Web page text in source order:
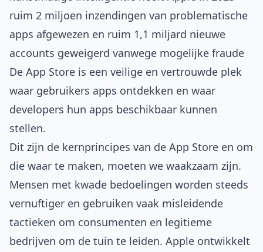
ruim 2 miljoen inzendingen van problematische
apps afgewezen en ruim 1,1 miljard nieuwe
accounts geweigerd vanwege mogelijke fraude
De App Store is een veilige en vertrouwde plek
waar gebruikers apps ontdekken en waar
developers hun apps beschikbaar kunnen
stellen.
Dit zijn de kernprincipes van de App Store en om
die waar te maken, moeten we waakzaam zijn.
Mensen met kwade bedoelingen worden steeds
vernuftiger en gebruiken vaak misleidende
tactieken om consumenten en legitieme
bedrijven om de tuin te leiden. Apple ontwikkelt